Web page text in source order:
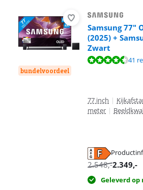
bundelvoordeel
Samsung 77"
(2025) +
Zwart
Beoordeling is 9,4 van de 10, gebaseerd op
41
77 inch |
meter |
2.548,-2.349,-
Geleverd op